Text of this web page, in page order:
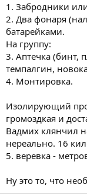
1. Забродники
2. Два фонаря
батарейками.
На группу:
3. Аптечка (бинт,
темпалгин,
4. Монтировка.
Изолирующий
громоздкая и
Вадмих клянчил
нереально. 16
5. веревка -
Ну это то, что